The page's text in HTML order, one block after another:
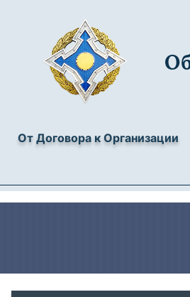
От Договора к Организации